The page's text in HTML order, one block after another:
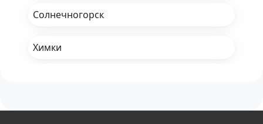
Солнечногорск
Химки
Одинцово